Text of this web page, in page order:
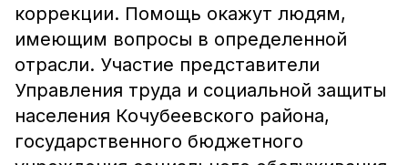
коррекции. Помощь окажут людям,
имеющим вопросы в определенной
отрасли. Участие представители
Управления труда и социальной защиты
населения Кочубеевского района,
государственного бюджетного